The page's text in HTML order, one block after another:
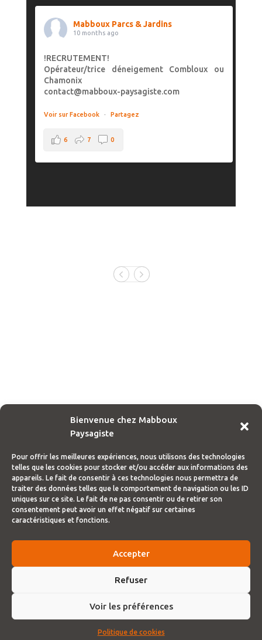
Bienvenue chez Mabboux
Paysagiste
Pour offrir les meilleures expériences, nous utilisons des technologies
telles que les cookies pour stocker et/ou accéder aux informations des
appareils. Le fait de consentir à ces technologies nous permettra de
traiter des données telles que le comportement de navigation ou les ID
uniques sur ce site. Le fait de ne pas consentir ou de retirer son
consentement peut avoir un effet négatif sur certaines
caractéristiques et fonctions.
Accepter
Refuser
Voir les préférences
Politique de cookies
Mabboux Parcs & Jardins
10 months ago
!RECRUTEMENT!
Opérateur/trice déneigement Combloux ou
Chamonix
contact@mabboux-paysagiste.com
Voir sur Facebook · Partagez
6 7 0
site par e-perspectives